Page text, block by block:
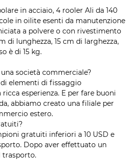
in acciaio, 4 rooler Ali da 140
in oilite esenti da manutenzione
a polvere o con rivestimento
di lunghezza, 15 cm di larghezza,
è di 15 kg.
società commerciale?
elementi di fissaggio
esperienza. E per fare buoni
abbiamo creato una filiale per
estero.
gratuiti inferiori a 10 USD e
Dopo aver effettuato un
trasporto.